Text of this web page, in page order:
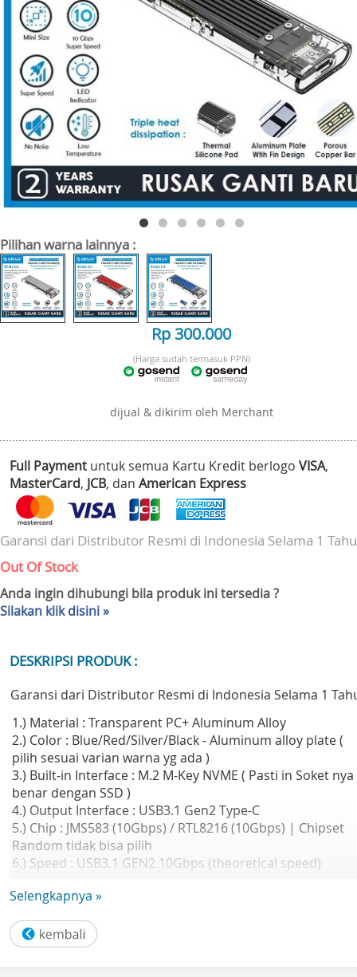
Pilihan warna lainnya :
Rp 300.000
(Harga sudah termasuk PPN)
dijual & dikirim oleh Merchant
Full Payment untuk semua Kartu Kredit berlogo VISA,
MasterCard, JCB, dan American Express
Garansi dari Distributor Resmi di Indonesia Selama 1
Out Of Stock
Anda ingin dihubungi bila produk ini tersedia ?
Silakan klik disini »
DESKRIPSI PRODUK :
Garansi dari Distributor Resmi di Indonesia Selama 1
1.) Material : Transparent PC+ Aluminum Alloy
2.) Color : Blue/Red/Silver/Black - Aluminum alloy plate (
pilih sesuai varian warna yg ada )
3.) Built-in Interface : M.2 M-Key NVME ( Pasti in Soket nya
benar dengan SSD )
4.) Output Interface : USB3.1 Gen2 Type-C
5.) Chip : JMS583 (10Gbps) / RTL8216 (10Gbps) | Chipset
Random tidak bisa pilih
6.) Speed : USB3.1 GEN2 10Gbps (theoretical speed)
8.) Supported Devices : 2230/2242/2260/2280 M.2 SSD M-
9.) Dimension : 108*34*11.5mm
10.) Supported System : Windows/Mac/Linux
11.) Data Cable ( 2 Cable Include ) : USB Type-C to Type-C
Selengkapnya »